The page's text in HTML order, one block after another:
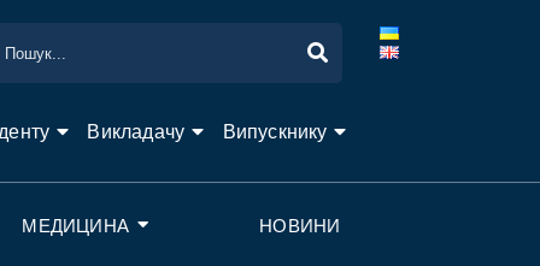
Викладачу Випускнику
МЕДИЦИНА НОВИНИ